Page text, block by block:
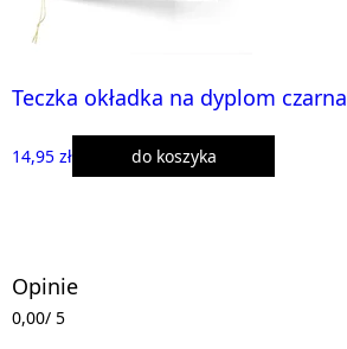
Teczka okładka na dyplom czarna
14,95 zł do koszyka
Opinie
0,00/ 5